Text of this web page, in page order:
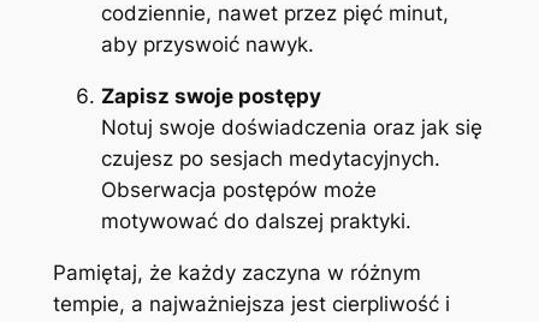
codziennie, nawet przez pięć minut,
aby przyswoić nawyk.
Zapisz swoje postępy
Notuj swoje doświadczenia oraz jak się
czujesz po sesjach medytacyjnych.
Obserwacja postępów może
motywować do dalszej praktyki.
Pamiętaj, że każdy zaczyna w różnym
tempie, a najważniejsza jest cierpliwość i